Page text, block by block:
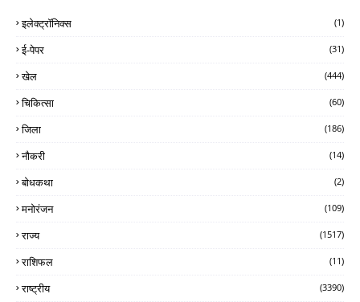
इलेक्ट्रॉनिक्स (1)
ई-पेपर (31)
खेल (444)
चिकित्सा (60)
जिला (186)
नौकरी (14)
बोधकथा (2)
मनोरंजन (109)
राज्य (1517)
राशिफल (11)
राष्ट्रीय (3390)